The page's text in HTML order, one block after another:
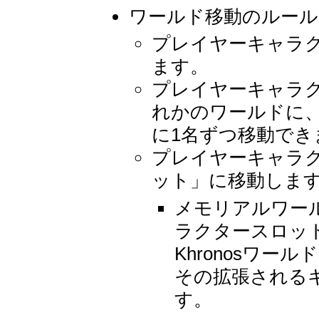
ワールド移動のルール
プレイヤーキャラ
ます。
プレイヤーキャラ
れかのワールドに
に1名ずつ移動でき
プレイヤーキャラ
ット」に移動しま
メモリアルワー
ラクタースロッ
Khronosワール
その拡張される
す。